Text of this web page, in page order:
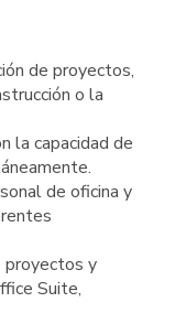
de proyectos,
o la
la capacidad de
de oficina y
proyectos y
Suite,